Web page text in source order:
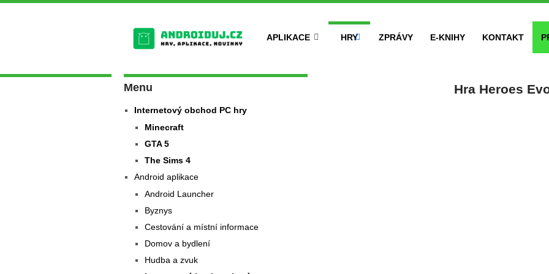
APLIKACE HRY ZPRÁVY E-KNIHY KONTAKT
Hra Heroes
Menu
Internetový obchod PC hry
Minecraft
GTA 5
The Sims 4
Android aplikace
Android Launcher
Byznys
Cestování a místní informace
Domov a bydlení
Hudba a zvuk